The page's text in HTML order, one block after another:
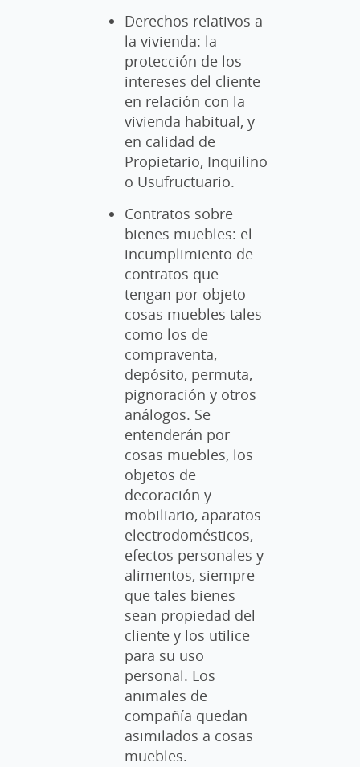
Derechos relativos a
la vivienda: la
protección de los
intereses del cliente
en relación con la
vivienda habitual, y
en calidad de
Propietario, Inquilino
o Usufructuario.
Contratos sobre
bienes muebles: el
incumplimiento de
contratos que
tengan por objeto
cosas muebles tales
como los de
compraventa,
depósito, permuta,
pignoración y otros
análogos. Se
entenderán por
cosas muebles, los
objetos de
decoración y
mobiliario, aparatos
electrodomésticos,
efectos personales y
alimentos, siempre
que tales bienes
sean propiedad del
cliente y los utilice
para su uso
personal. Los
animales de
compañía quedan
asimilados a cosas
muebles.